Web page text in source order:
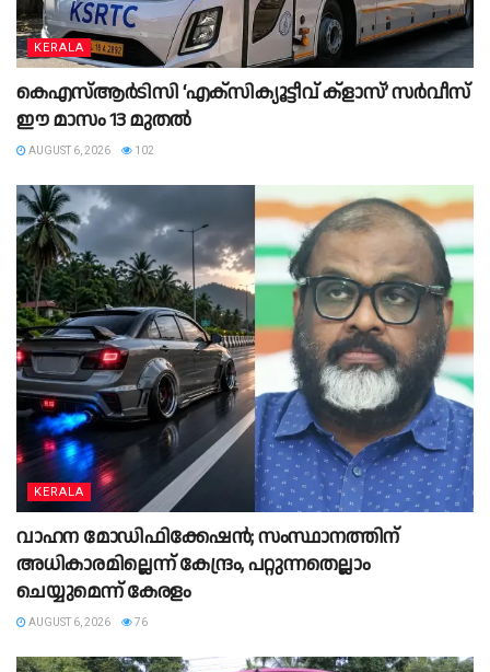
KERALA
കെഎസ്‌ആർടിസി ‘എക്‌സിക്യൂട്ടീവ് ക്ളാസ്’ സർവീസ്
ഈ മാസം 13 മുതൽ
AUGUST 6, 2026 102
KERALA
വാഹന മോഡിഫിക്കേഷൻ; സംസ്ഥാനത്തിന്
അധികാരമില്ലെന്ന് കേന്ദ്രം, പറ്റുന്നതെല്ലാം
ചെയ്യുമെന്ന് കേരളം
AUGUST 6, 2026 76